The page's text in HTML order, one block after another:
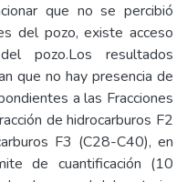
que no se percibió
del pozo, existe acceso
pozo.Los resultados
que no hay presencia de
a las Fracciones
de hidrocarburos F2
F3 (C28-C40), en
de cuantificación (10